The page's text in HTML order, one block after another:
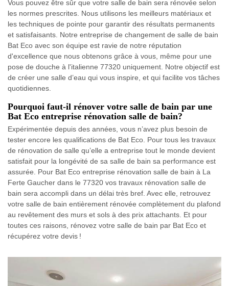
Vous pouvez être sûr que votre salle de bain sera rénovée selon
les normes prescrites. Nous utilisons les meilleurs matériaux et
les techniques de pointe pour garantir des résultats permanents
et satisfaisants. Notre entreprise de changement de salle de bain
Bat Eco avec son équipe est ravie de notre réputation
d'excellence que nous obtenons grâce à vous, même pour une
pose de douche à l'italienne 77320 uniquement. Notre objectif est
de créer une salle d’eau qui vous inspire, et qui facilite vos tâches
quotidiennes.
Pourquoi faut-il rénover votre salle de bain par une
Bat Eco entreprise rénovation salle de bain?
Expérimentée depuis des années, vous n’avez plus besoin de
tester encore les qualifications de Bat Eco. Pour tous les travaux
de rénovation de salle qu’elle a entreprise tout le monde devient
satisfait pour la longévité de sa salle de bain sa performance est
assurée. Pour Bat Eco entreprise rénovation salle de bain à La
Ferte Gaucher dans le 77320 vos travaux rénovation salle de
bain sera accompli dans un délai très bref. Avec elle, retrouvez
votre salle de bain entièrement rénovée complètement du plafond
au revêtement des murs et sols à des prix attachants. Et pour
toutes ces raisons, rénovez votre salle de bain par Bat Eco et
récupérez votre devis !